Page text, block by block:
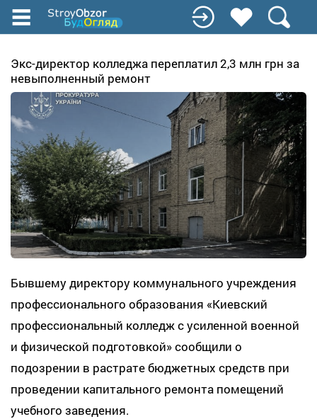
Перейти
содержанию
Экс-директор колледжа переплатил 2,3 млн грн за
невыполненный ремонт
Бывшему директору коммунального учреждения
профессионального образования «Киевский
профессиональный колледж с усиленной военной
и физической подготовкой» сообщили о
подозрении в растрате бюджетных средств при
проведении капитального ремонта помещений
учебного заведения.